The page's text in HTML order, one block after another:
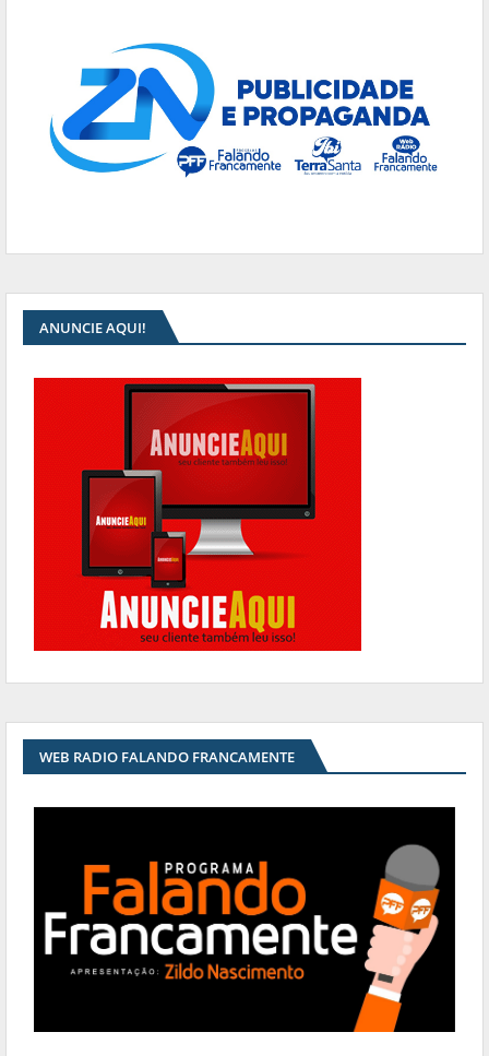
ANUNCIE AQUI!
WEB RADIO FALANDO FRANCAMENTE